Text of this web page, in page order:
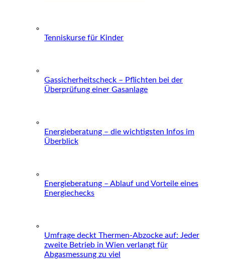
Tenniskurse für Kinder
Gassicherheitscheck – Pflichten bei der
Überprüfung einer Gasanlage
Energieberatung – die wichtigsten Infos im
Überblick
Energieberatung – Ablauf und Vorteile eines
Energiechecks
Umfrage deckt Thermen-Abzocke auf: Jeder
zweite Betrieb in Wien verlangt für
Abgasmessung zu viel